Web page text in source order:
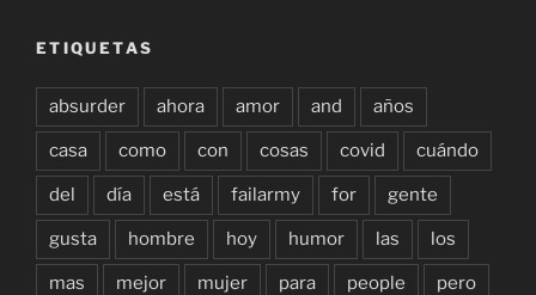
ETIQUETAS
absurder ahora amor and años
casa como con cosas covid cuándo
del día está failarmy for gente
gusta hombre hoy humor las los
mas mejor mujer para people pero